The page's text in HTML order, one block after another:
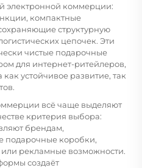
электронной коммерции:
компактные
структурную
цепочек. Эти
чистые подарочные
для интернет-ритейлеров,
как устойчивое развитие, так
всё чаще выделяют
критерия выбора:
брендам,
подарочные коробки,
рекламные возможности.
создаёт